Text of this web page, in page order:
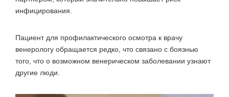
инфицирования.
Пациент для профилактического осмотра к врачу
венерологу обращается редко, что связано с боязнью
того, что о возможном венерическом заболевании узнают
другие люди.